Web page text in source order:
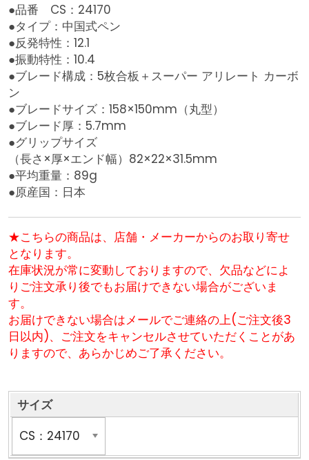
●品番 CS：24170
●タイプ：中国式ペン
●反発特性：12.1
●振動特性：10.4
●ブレード構成：5枚合板＋スーパー アリレート カーボ
ン
●ブレードサイズ：158×150mm（丸型）
●ブレード厚：5.7mm
●グリップサイズ
（長さ×厚×エンド幅）82×22×31.5mm
●平均重量：89g
●原産国：日本
★こちらの商品は、店舗・メーカーからのお取り寄せ
となります。
在庫状況が常に変動しておりますので、欠品などによ
りご注文承り後でもお届けできない場合がございま
す。
お届けできない場合はメールでご連絡の上(ご注文後3
日以内)、ご注文をキャンセルさせていただくことがあ
りますので、あらかじめご了承ください。
サイズ